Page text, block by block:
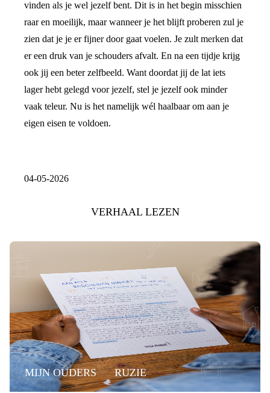
vinden als je wel jezelf bent. Dit is in het begin misschien
raar en moeilijk, maar wanneer je het blijft proberen zul je
zien dat je je er fijner door gaat voelen. Je zult merken dat
er een druk van je schouders afvalt. En na een tijdje krijg
ook jij een beter zelfbeeld. Want doordat jij de lat iets
lager hebt gelegd voor jezelf, stel je jezelf ook minder
vaak teleur. Nu is het namelijk wél haalbaar om aan je
eigen eisen te voldoen.
04-05-2026
VERHAAL LEZEN
MIJN OUDERS RUZIE